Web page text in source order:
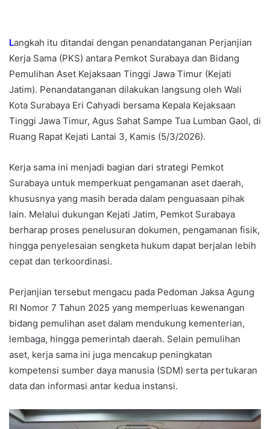
Langkah itu ditandai dengan penandatanganan Perjanjian
Kerja Sama (PKS) antara Pemkot Surabaya dan Bidang
Pemulihan Aset Kejaksaan Tinggi Jawa Timur (Kejati
Jatim). Penandatanganan dilakukan langsung oleh Wali
Kota Surabaya Eri Cahyadi bersama Kepala Kejaksaan
Tinggi Jawa Timur, Agus Sahat Sampe Tua Lumban Gaol, di
Ruang Rapat Kejati Lantai 3, Kamis (5/3/2026).
Kerja sama ini menjadi bagian dari strategi Pemkot
Surabaya untuk memperkuat pengamanan aset daerah,
khususnya yang masih berada dalam penguasaan pihak
lain. Melalui dukungan Kejati Jatim, Pemkot Surabaya
berharap proses penelusuran dokumen, pengamanan fisik,
hingga penyelesaian sengketa hukum dapat berjalan lebih
cepat dan terkoordinasi.
Perjanjian tersebut mengacu pada Pedoman Jaksa Agung
RI Nomor 7 Tahun 2025 yang memperluas kewenangan
bidang pemulihan aset dalam mendukung kementerian,
lembaga, hingga pemerintah daerah. Selain pemulihan
aset, kerja sama ini juga mencakup peningkatan
kompetensi sumber daya manusia (SDM) serta pertukaran
data dan informasi antar kedua instansi.